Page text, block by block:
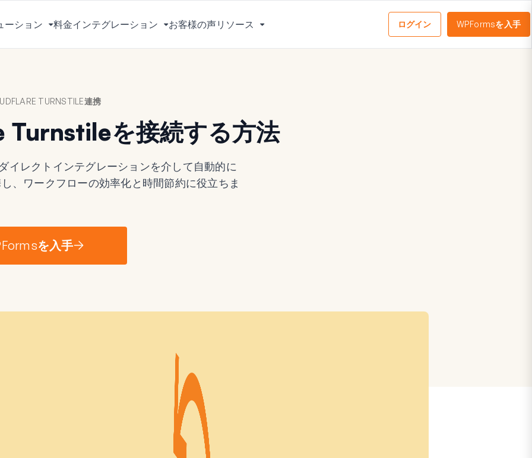
ーション
メ
ニ
切
替
料金インテグレーション
メ
ニ
替
え
る
お客様の声リソース
ニ
り
替
え
ログイン WPFormsを入手
TURNSTILE連携
を接続する方法
レクトインテグレーションを介して自動的に
、ワークフローの効率化と時間節約に役立ちま
を入手